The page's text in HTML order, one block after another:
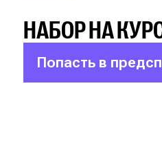
Попасть в
НАБОР НА